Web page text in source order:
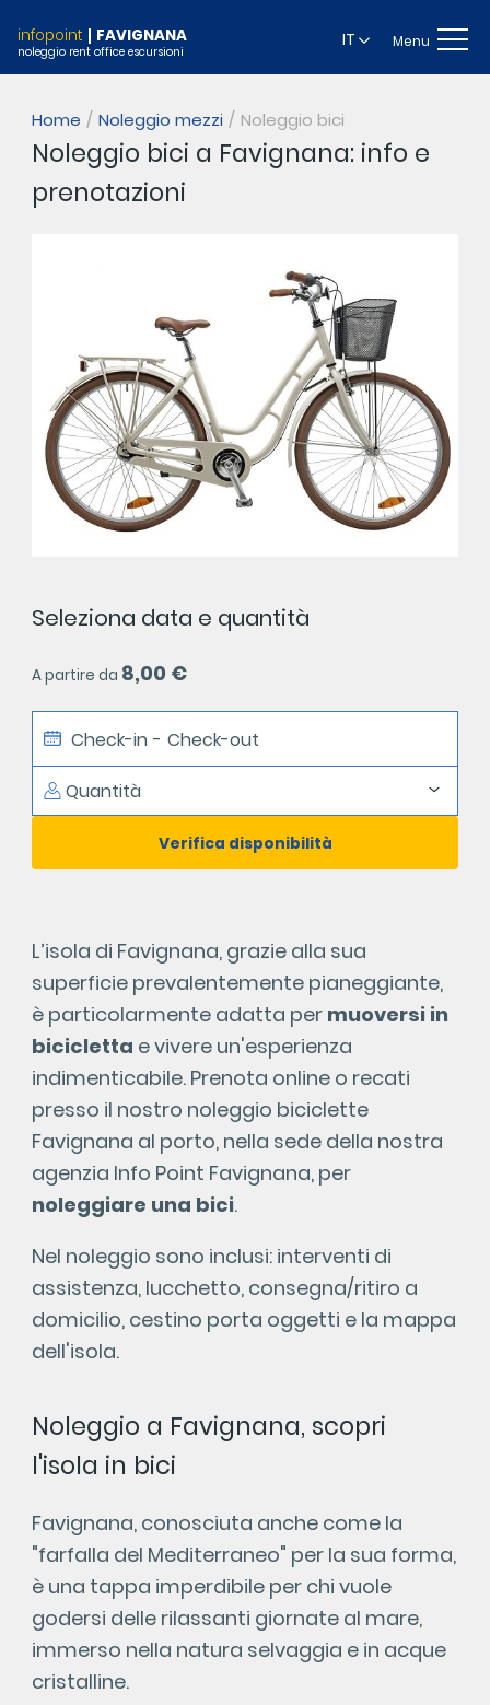
infopoint FAVIGNANA
noleggio rent office escursioni
Menu
IT
Home Noleggio mezzi Noleggio bici
Noleggio bici a Favignana: info e
prenotazioni
Seleziona data e quantità
A partire da 8,00 €
Check-in - Check-out
Verifica disponibilità
L’isola di Favignana, grazie alla sua
superficie prevalentemente pianeggiante,
è particolarmente adatta per muoversi in
bicicletta e vivere un'esperienza
indimenticabile. Prenota online o recati
presso il nostro noleggio biciclette
Favignana al porto, nella sede della nostra
agenzia Info Point Favignana, per
noleggiare una bici.
Nel noleggio sono inclusi: interventi di
assistenza, lucchetto, consegna/ritiro a
domicilio, cestino porta oggetti e la mappa
dell'isola.
Noleggio a Favignana, scopri
l'isola in bici
Favignana, conosciuta anche come la
"farfalla del Mediterraneo" per la sua forma,
è una tappa imperdibile per chi vuole
godersi delle rilassanti giornate al mare,
immerso nella natura selvaggia e in acque
cristalline.